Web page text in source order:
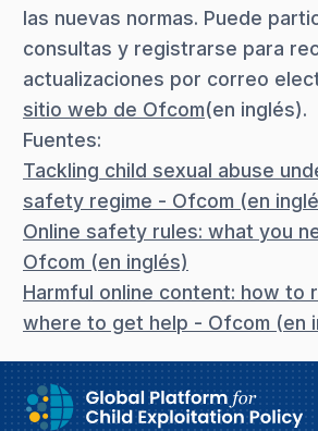
las nuevas normas. Puede
consultas y registrarse para
actualizaciones por correo
sitio web de Ofcom(en inglés).
Fuentes:
Tackling child sexual abuse
safety regime - Ofcom (en
Online safety rules: what you
Ofcom (en inglés)
Harmful online content: how to
where to get help - Ofcom (en